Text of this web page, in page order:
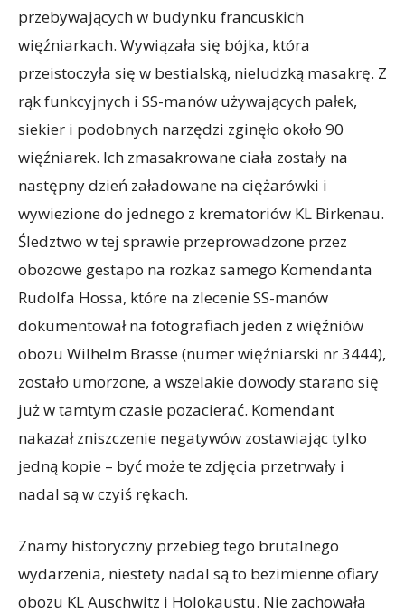
przebywających w budynku francuskich
więźniarkach. Wywiązała się bójka, która
przeistoczyła się w bestialską, nieludzką masakrę. Z
rąk funkcyjnych i SS-manów używających pałek,
siekier i podobnych narzędzi zginęło około 90
więźniarek. Ich zmasakrowane ciała zostały na
następny dzień załadowane na ciężarówki i
wywiezione do jednego z krematoriów KL Birkenau.
Śledztwo w tej sprawie przeprowadzone przez
obozowe gestapo na rozkaz samego Komendanta
Rudolfa Hossa, które na zlecenie SS-manów
dokumentował na fotografiach jeden z więźniów
obozu Wilhelm Brasse (numer więźniarski nr 3444),
zostało umorzone, a wszelakie dowody starano się
już w tamtym czasie pozacierać. Komendant
nakazał zniszczenie negatywów zostawiając tylko
jedną kopie – być może te zdjęcia przetrwały i
nadal są w czyiś rękach.
Znamy historyczny przebieg tego brutalnego
wydarzenia, niestety nadal są to bezimienne ofiary
obozu KL Auschwitz i Holokaustu. Nie zachowała